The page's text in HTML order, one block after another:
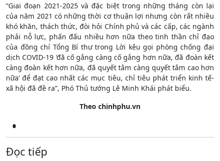
“Giai đoạn 2021-2025 và đặc biệt trong những tháng còn lại
của năm 2021 có những thời cơ thuận lợi nhưng còn rất nhiều
khó khăn, thách thức, đòi hỏi Chính phủ và các cấp, các ngành
phải nỗ lực, phấn đấu nhiều hơn nữa theo tinh thần chỉ đạo
của đồng chí Tổng Bí thư trong Lời kêu gọi phòng chống đại
dịch COVID-19 ‘đã cố gắng càng cố gắng hơn nữa, đã đoàn kết
càng đoàn kết hơn nữa, đã quyết tâm càng quyết tâm cao hơn
nữa’ để đạt cao nhất các mục tiêu, chỉ tiêu phát triển kinh tế-
xã hội đã đề ra”, Phó Thủ tướng Lê Minh Khái phát biểu.
Theo chinhphu.vn
Đọc tiếp